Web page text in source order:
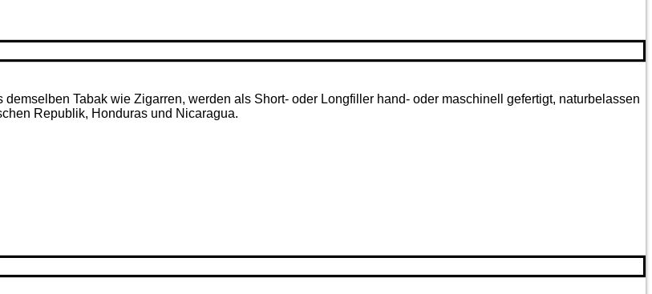
Tabak wie Zigarren, werden als Short- oder Longfiller hand- oder maschinell gefertigt, naturbelassen
Republik, Honduras und Nicaragua.